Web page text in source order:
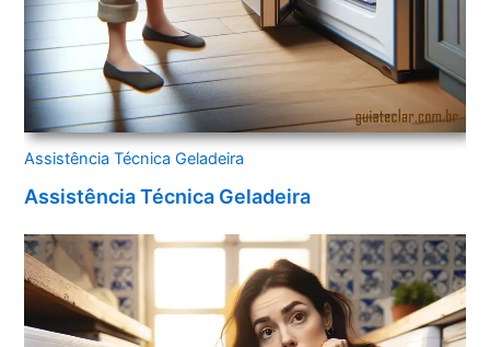
Assistência Técnica Geladeira
Assistência Técnica Geladeira